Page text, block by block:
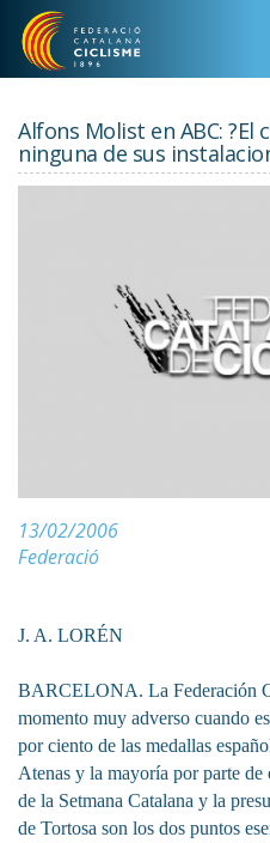
Vés al contingut
Alfons Molist en ABC:
ninguna de sus
13/02/2006
Federació
J. A. LORÉN
BARCELONA. La Federación
momento muy adverso cuando
por ciento de las medallas
Atenas y la mayoría por parte de
de la Setmana Catalana y la
de Tortosa son los dos puntos